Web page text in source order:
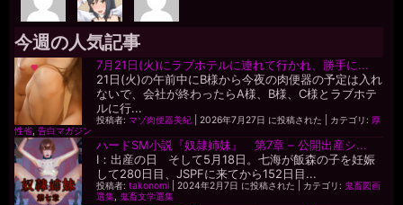
今週の人気記事
7月21日(火)にラブホテルに連れて行かれ、勝手に...
21日(火)の午前中にB様から今夜の肉便器の予定は入れ
ないで、会社が終わったらA様、B様、C様とラブホテ
ルに行...
投稿者:マゾ肉便器美紀 |2026年7月27日 に投稿された カテゴリ: 厚
性省,告白マガジン
ハードSM小説『奴隷姉妹』 第7章 – 公開出産シ...
I：出産の日 そして5月18日。七海が飯森の子を妊娠
して280日目、JSPFに来てから152日目...
投稿者:takonomi |2024年2月7日 に投稿された カテゴリ: 鬼畜図画
選集, 鬼畜文学選集